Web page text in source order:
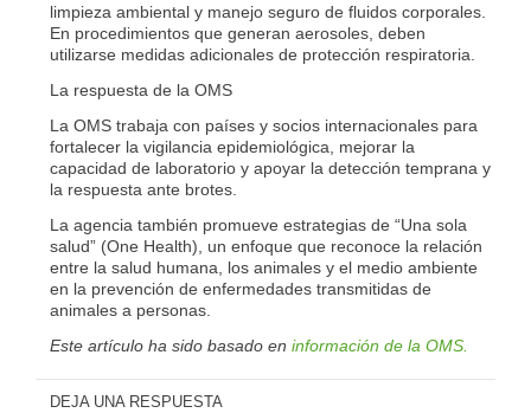
limpieza ambiental y manejo seguro de fluidos corporales.
En procedimientos que generan aerosoles, deben
utilizarse medidas adicionales de protección respiratoria.
La respuesta de la OMS
La OMS trabaja con países y socios internacionales para
fortalecer la vigilancia epidemiológica, mejorar la
capacidad de laboratorio y apoyar la detección temprana y
la respuesta ante brotes.
La agencia también promueve estrategias de “Una sola
salud” (One Health), un enfoque que reconoce la relación
entre la salud humana, los animales y el medio ambiente
en la prevención de enfermedades transmitidas de
animales a personas.
Este artículo ha sido basado en información de la OMS.
DEJA UNA RESPUESTA